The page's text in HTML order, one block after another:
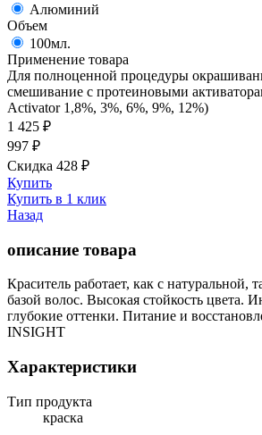
Алюминий
Объем
100мл.
Применение товара
Для полноценной процедуры
смешивание с протеиновыми
Activator 1,8%, 3%, 6%, 9%, 12%)
1 425 ₽
997 ₽
Скидка 428 ₽
Купить
Купить в 1 клик
Назад
описание товара
Краситель работает, как с натуральной,
базой волос. Высокая стойкость цвета.
глубокие оттенки. Питание и
INSIGHT
Характеристики
Тип продукта
краска